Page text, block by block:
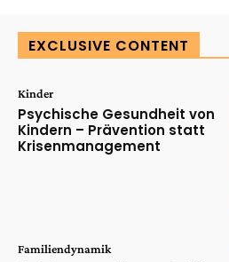
EXCLUSIVE CONTENT
Kinder
Psychische Gesundheit von
Kindern – Prävention statt
Krisenmanagement
Familiendynamik